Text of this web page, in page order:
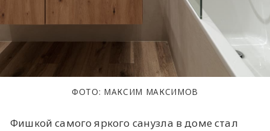
ФОТО: МАКСИМ МАКСИМОВ
Фишкой самого яркого санузла в доме стал